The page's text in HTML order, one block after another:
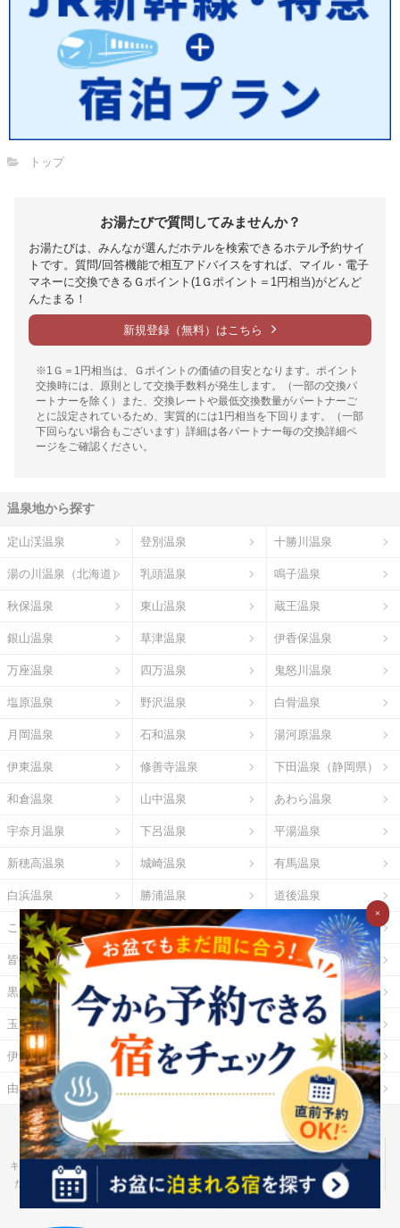
トップ
お湯たびで質問してみませんか？
お湯たびは、みんなが選んだホテルを検索できるホテル予約サイ
トです。質問/回答機能で相互アドバイスをすれば、マイル・電子
マネーに交換できるＧポイント(1Ｇポイント＝1円相当)がどんど
んたまる！
新規登録（無料）はこちら
※1Ｇ＝1円相当は、Ｇポイントの価値の目安となります。ポイント
交換時には、原則として交換手数料が発生します。（一部の交換パ
ートナーを除く）また、交換レートや最低交換数量がパートナーご
とに設定されているため、実質的には1円相当を下回ります。（一部
下回らない場合もございます）詳細は各パートナー毎の交換詳細ペ
ージをご確認ください。
温泉地から探す
定山渓温泉 登別温泉 十勝川温泉
湯の川温泉（北海道） 乳頭温泉 鳴子温泉
秋保温泉 東山温泉 蔵王温泉
銀山温泉 草津温泉 伊香保温泉
万座温泉 四万温泉 鬼怒川温泉
塩原温泉 野沢温泉 白骨温泉
月岡温泉 石和温泉 湯河原温泉
伊東温泉 修善寺温泉 下田温泉（静岡県）
和倉温泉 山中温泉 あわら温泉
宇奈月温泉 下呂温泉 平湯温泉
新穂高温泉 城崎温泉 有馬温泉
白浜温泉 勝浦温泉 道後温泉
こんぴら温泉 三朝温泉 玉造温泉
皆生温泉 湯原温泉 別府温泉
黒川温泉 霧島温泉 酸ヶ湯温泉
玉川温泉 日光湯元温泉 箱根温泉
伊勢・鳥羽温泉 志摩温泉 大歩危祖谷温泉
由布院温泉 指宿温泉
お湯たびとは Ｇポイント
Ｇランキング だれどこ ocruyo お湯たび
わたしと、暮らし。
キテミヨ
ベストオイシー
ミツケヨ
たびゆかし
Ｇ-Ranking 推し活 食pin by Ｇ-Ranking ハーブ酒のススメ
×